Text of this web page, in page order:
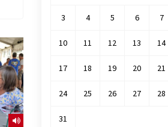
3 4 5 6 7
10 11 12 13 14
17 18 19 20 21
24 25 26 27 28
31